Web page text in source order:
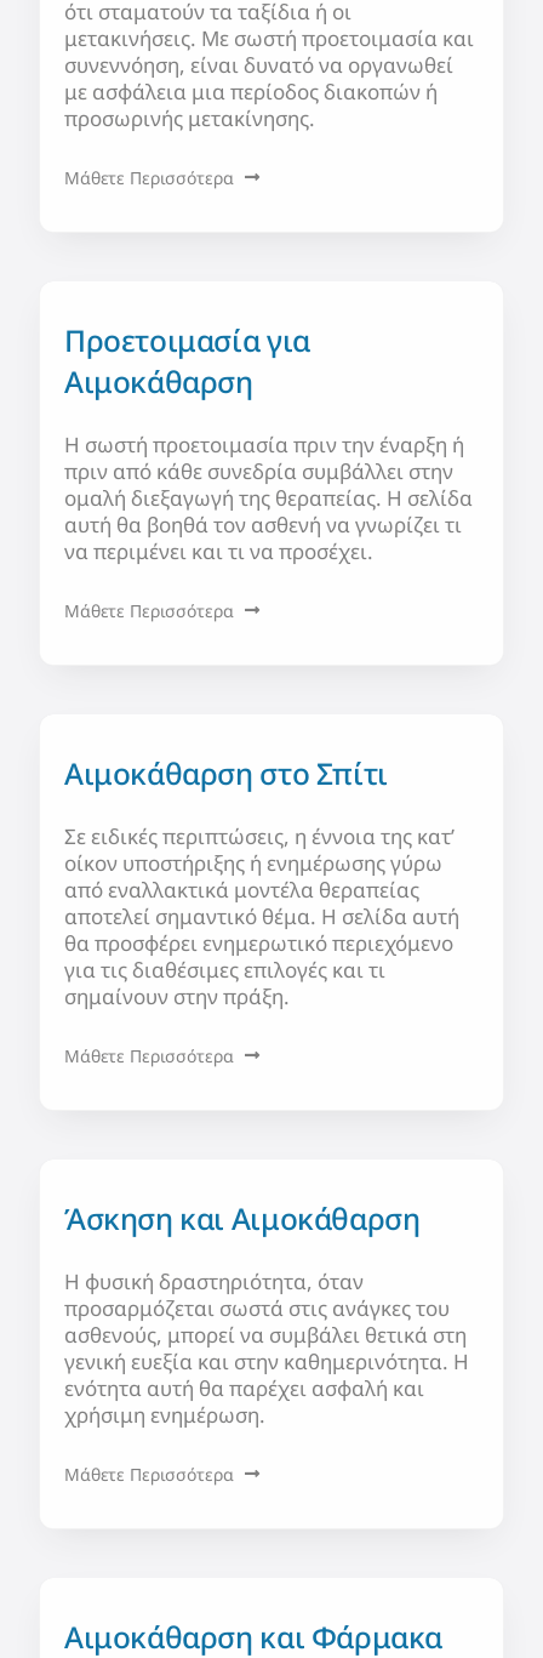
ότι σταματούν τα ταξίδια ή οι
μετακινήσεις. Με σωστή προετοιμασία και
συνεννόηση, είναι δυνατό να οργανωθεί
με ασφάλεια μια περίοδος διακοπών ή
προσωρινής μετακίνησης.
Μάθετε Περισσότερα
Προετοιμασία για
Αιμοκάθαρση
Η σωστή προετοιμασία πριν την έναρξη ή
πριν από κάθε συνεδρία συμβάλλει στην
ομαλή διεξαγωγή της θεραπείας. Η σελίδα
αυτή θα βοηθά τον ασθενή να γνωρίζει τι
να περιμένει και τι να προσέχει.
Μάθετε Περισσότερα
Αιμοκάθαρση στο Σπίτι
Σε ειδικές περιπτώσεις, η έννοια της κατ’
οίκον υποστήριξης ή ενημέρωσης γύρω
από εναλλακτικά μοντέλα θεραπείας
αποτελεί σημαντικό θέμα. Η σελίδα αυτή
θα προσφέρει ενημερωτικό περιεχόμενο
για τις διαθέσιμες επιλογές και τι
σημαίνουν στην πράξη.
Μάθετε Περισσότερα
Άσκηση και Αιμοκάθαρση
Η φυσική δραστηριότητα, όταν
προσαρμόζεται σωστά στις ανάγκες του
ασθενούς, μπορεί να συμβάλει θετικά στη
γενική ευεξία και στην καθημερινότητα. Η
ενότητα αυτή θα παρέχει ασφαλή και
χρήσιμη ενημέρωση.
Μάθετε Περισσότερα
Αιμοκάθαρση και Φάρμακα